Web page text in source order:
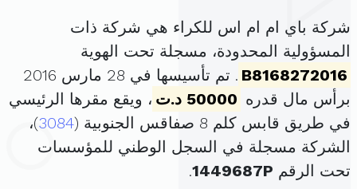
شركة باي ام ام اس للكراء هي شركة ذات
المسؤولية المحدودة، مسجلة تحت الهوية
B8168272016
. تم تأسيسها في 28 مارس 2016
برأس مال قدره 50000 د.ت
، ويقع مقرها الرئيسي
في طريق قابس كلم 8 صفاقس الجنوبية (
3084)،
الشركة مسجلة في السجل الوطني للمؤسسات
تحت الرقم 1449687P
.